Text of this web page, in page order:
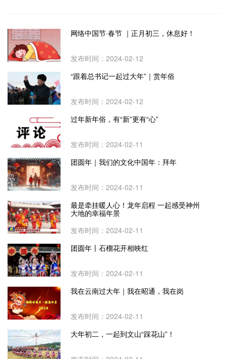
网络中国节·春节 ｜正月初三，休息好！
发布时间：2024-02-12
“跟着总书记一起过大年”｜赏年俗
发布时间：2024-02-12
过年新年俗，有“新”更有“心”
发布时间：2024-02-11
团圆年｜我们的文化中国年：拜年
发布时间：2024-02-11
最是牵挂暖人心！龙年启程 一起感受神州
大地的幸福年景
发布时间：2024-02-11
团圆年丨石榴花开相映红
发布时间：2024-02-11
我在云南过大年｜我在昭通，我在岗
发布时间：2024-02-11
大年初二，一起到文山“踩花山”！